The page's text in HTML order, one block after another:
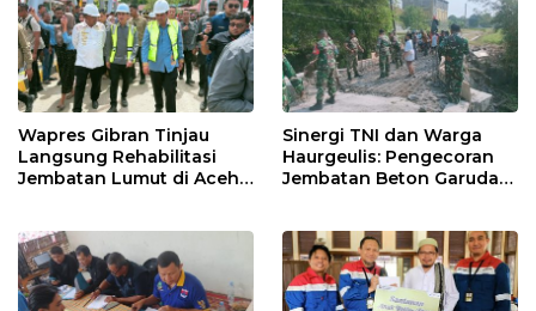
Wapres Gibran Tinjau
Langsung Rehabilitasi
Jembatan Lumut di Aceh
Sinergi TNI dan Warga
Haurgeulis: Pengecoran
Jembatan Beton Garuda